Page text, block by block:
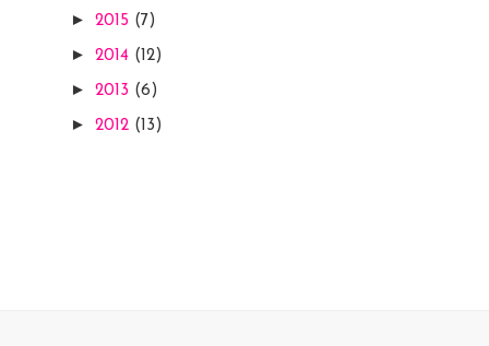
► 2015 (7)
► 2014 (12)
► 2013 (6)
► 2012 (13)